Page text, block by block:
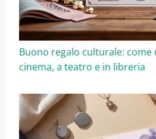
Buono regalo culturale: come
cinema, a teatro e in libreria